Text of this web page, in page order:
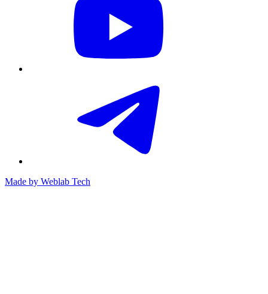
Made by Weblab Tech